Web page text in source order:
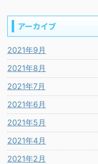
アーカイブ
2021年9月
2021年8月
2021年7月
2021年6月
2021年5月
2021年4月
2021年2月